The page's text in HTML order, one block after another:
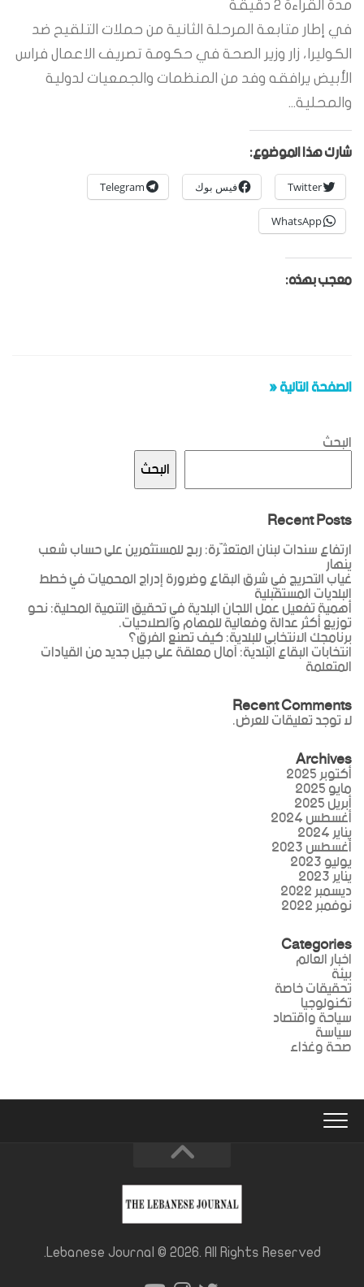
مدة القراءة 2 دقيقة
في إطار متابعة المرحلة الثانية من حملات التلقيح ضد
الكوليرا، زار وزير الصحة في حكومة تصريف الاعمال فراس
الأبيض يرافقه وفد من المنظمات والجمعيات لدولية
والمحلية...
شارك هذا الموضوع:
Twitter فيس بوك Telegram
WhatsApp
معجب بهذه:
الصفحة التالية «
البحث
البحث
Recent Posts
ارتفاع سندات لبنان المتعثّرة: ربح للمستثمرين على حساب شعب
ينهار
غياب التحريج في شرق البقاع وضرورة إدراج المحميات في خطط
البلديات المستقبلية
أهمية تفعيل عمل اللجان البلدية في تحقيق التنمية المحلية: نحو
توزيع أكثر عدالة وفعالية للمهام والصلاحيات.
برنامجك الانتخابي للبلدية: كيف تصنع الفرق؟
انتخابات البقاع البلدية: آمال معلقة على جيل جديد من القيادات
المتعلمة
Recent Comments
لا توجد تعليقات للعرض.
Archives
أكتوبر 2025
مايو 2025
أبريل 2025
أغسطس 2024
يناير 2024
أغسطس 2023
يوليو 2023
يناير 2023
ديسمبر 2022
نوفمبر 2022
Categories
اخبار العالم
بيئة
تحقيقات خاصة
تكنولوجيا
سياحة واقتصاد
سياسة
صحة وغذاء
Lebanese Journal © 2026. All Rights Reserved.